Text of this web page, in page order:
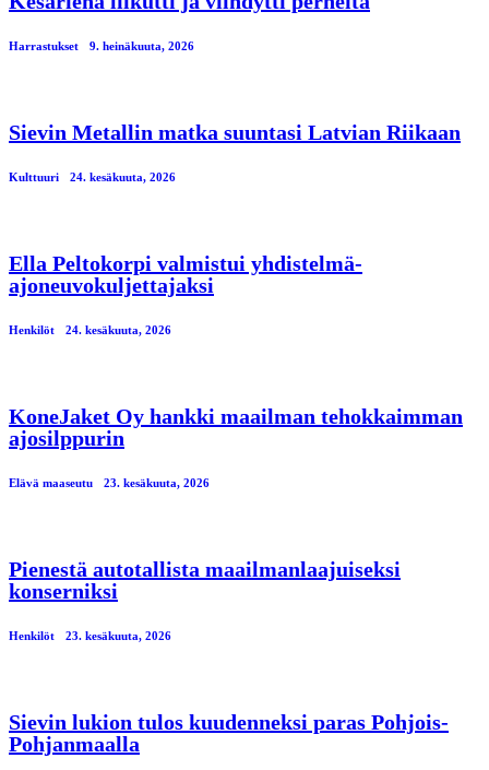
Harrastukset 9. heinäkuuta, 2026
Sievin Metallin matka suuntasi Latvian Riikaan
Kulttuuri 24. kesäkuuta, 2026
Ella Peltokorpi valmistui yhdistelmä-
ajoneuvokuljettajaksi
Henkilöt 24. kesäkuuta, 2026
KoneJaket Oy hankki maailman tehokkaimman
ajosilppurin
Elävä maaseutu 23. kesäkuuta, 2026
Pienestä autotallista maailmanlaajuiseksi
konserniksi
Henkilöt 23. kesäkuuta, 2026
Sievin lukion tulos kuudenneksi paras Pohjois-
Pohjanmaalla